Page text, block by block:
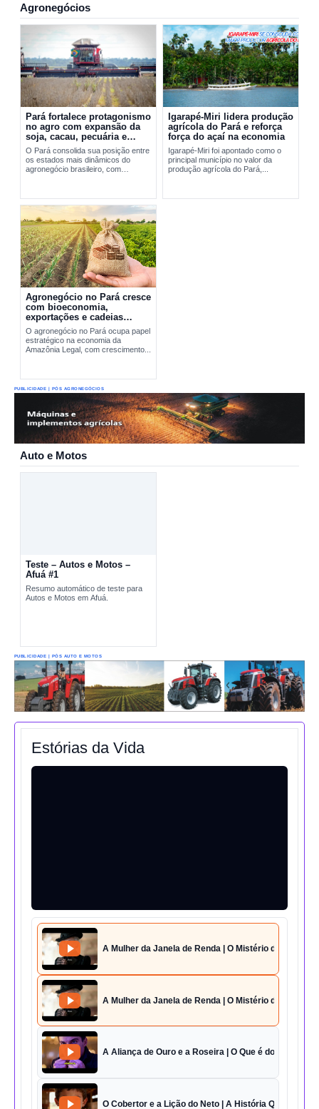
Agronegócios
Pará fortalece protagonismo
no agro com expansão da
soja, cacau, pecuária e
exportações
O Pará consolida sua posição entre
os estados mais dinâmicos do
agronegócio brasileiro, com
Igarapé-Miri lidera produção
agrícola do Pará e reforça
força do açaí na economia
Igarapé-Miri foi apontado como o
principal município no valor da
produção agrícola do Pará,...
Agronegócio no Pará cresce
com bioeconomia,
exportações e cadeias
produtivas estratégicas
O agronegócio no Pará ocupa papel
estratégico na economia da
Amazônia Legal, com crescimento...
PUBLICIDADE | PÓS AGRONEGÓCIOS
Auto e Motos
Teste – Autos e Motos –
Afuá #1
Resumo automático de teste para
Autos e Motos em Afuá.
PUBLICIDADE | PÓS AUTO E MOTOS
Estórias da Vida
A Mulher da Janela de Renda | O Mistério da Casa 42
A Mulher da Janela de Renda | O Mistério da Casa 42
A Aliança de Ouro e a Roseira | O Que é do Amor
O Cobertor e a Lição do Neto | A História Que Vai Te